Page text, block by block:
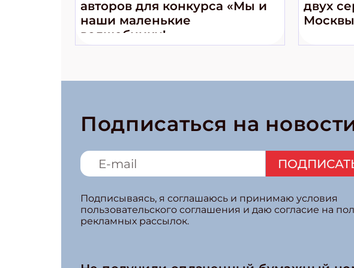
авторов для конкурса «Мы и
наши маленькие
волшебники!»
двух
Москвы
Подписаться на
Подписываясь, я соглашаюсь и принимаю условия
пользовательского соглашения и даю согласие на
рекламных рассылок.